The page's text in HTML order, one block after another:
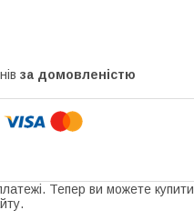
за домовленістю
Тепер ви можете купити